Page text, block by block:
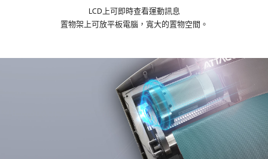
LCD上可即時查看運動訊息
置物架上可放平板電腦，寬大的置物空間。